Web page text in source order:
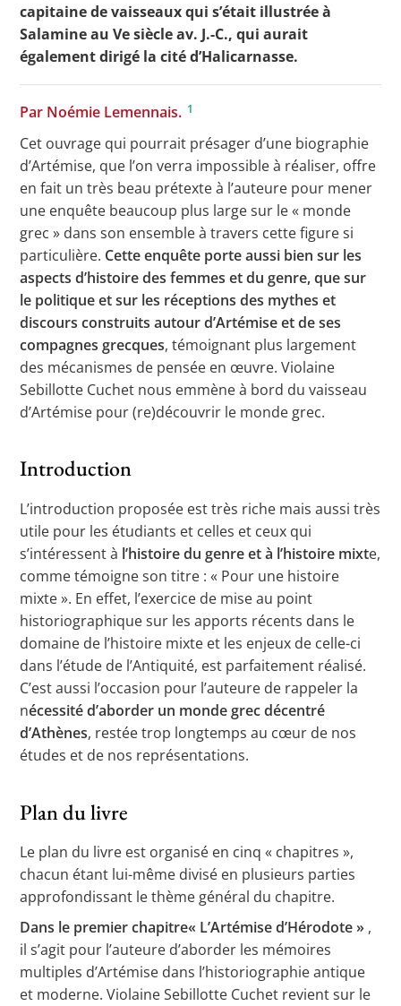
capitaine de vaisseaux qui s’était illustrée à
Salamine au Ve siècle av. J.-C., qui aurait
également dirigé la cité d’Halicarnasse.
Par Noémie Lemennais. 1
Cet ouvrage qui pourrait présager d’une biographie
d’Artémise, que l’on verra impossible à réaliser, offre
en fait un très beau prétexte à l’auteure pour mener
une enquête beaucoup plus large sur le « monde
grec » dans son ensemble à travers cette figure si
particulière. Cette enquête porte aussi bien sur les
aspects d’histoire des femmes et du genre, que sur
le politique et sur les réceptions des mythes et
discours construits autour d’Artémise et de ses
compagnes grecques, témoignant plus largement
des mécanismes de pensée en œuvre. Violaine
Sebillotte Cuchet nous emmène à bord du vaisseau
d’Artémise pour (re)découvrir le monde grec.
Introduction
L’introduction proposée est très riche mais aussi très
utile pour les étudiants et celles et ceux qui
s’intéressent à l’histoire du genre et à l’histoire mixte,
comme témoigne son titre : « Pour une histoire
mixte ». En effet, l’exercice de mise au point
historiographique sur les apports récents dans le
domaine de l’histoire mixte et les enjeux de celle-ci
dans l’étude de l’Antiquité, est parfaitement réalisé.
C’est aussi l’occasion pour l’auteure de rappeler la
nécessité d’aborder un monde grec décentré
d’Athènes, restée trop longtemps au cœur de nos
études et de nos représentations.
Plan du livre
Le plan du livre est organisé en cinq « chapitres »,
chacun étant lui-même divisé en plusieurs parties
approfondissant le thème général du chapitre.
Dans le premier chapitre« L’Artémise d’Hérodote » ,
il s’agit pour l’auteure d’aborder les mémoires
multiples d’Artémise dans l’historiographie antique
et moderne. Violaine Sebillotte Cuchet revient sur le